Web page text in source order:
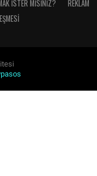
İSTER MISINIZ?
REKLAM